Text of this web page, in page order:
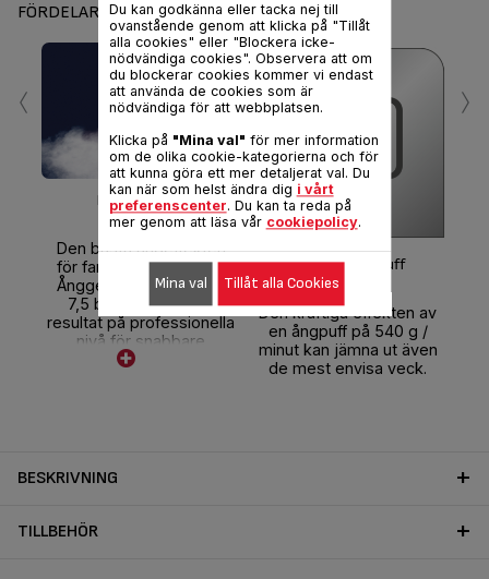
FÖRDELAR
Extra kraftfull
Den bästa ångeffekten
för fantastiska resultat.
Ånggeneratorteknik på
7,5 bar ger perfekta
resultat på professionella
nivå för snabbare
strykning.
Kraftull ångpuff
Den kraftiga effekten av
en ångpuff på 540 g /
minut kan jämna ut även
de mest envisa veck.
‹ ›
BESKRIVNING
TILLBEHÖR
Du kan godkänna eller tacka nej till
ovanstående genom att klicka på "Tillåt
alla cookies" eller "Blockera icke-
nödvändiga cookies". Observera att om
du blockerar cookies kommer vi endast
att använda de cookies som är
nödvändiga för att webbplatsen.
Klicka på "Mina val" för mer information
om de olika cookie-kategorierna och för
att kunna göra ett mer detaljerat val. Du
kan när som helst ändra dig i vårt
preferenscenter. Du kan ta reda på
mer genom att läsa vår cookiepolicy.
Mina val Tillåt alla Cookies